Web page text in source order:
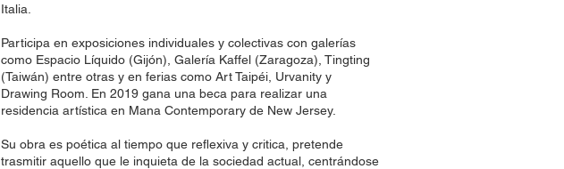
Italia.
Participa en exposiciones individuales y colectivas con galerías
como Espacio Líquido (Gijón), Galería Kaffel (Zaragoza), Tingting
(Taiwán) entre otras y en ferias como Art Taipéi, Urvanity y
Drawing Room. En 2019 gana una beca para realizar una
residencia artística en Mana Contemporary de New Jersey.
Su obra es poética al tiempo que reflexiva y critica, pretende
trasmitir aquello que le inquieta de la sociedad actual, centrándose